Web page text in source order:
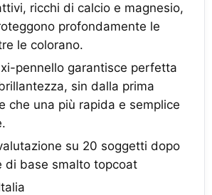
ricchi di calcio e magnesio,
profondamente le
le colorano.
pennello garantisce perfetta
sin dalla prima
che una più rapida e semplice
su 20 soggetti dopo
di base smalto topcoat